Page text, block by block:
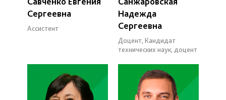
Сергеевна
Ассистент
Надежда
Сергеевна
Доцент, Кандидат
технических наук, доцент